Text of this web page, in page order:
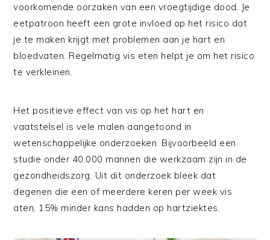
voorkomende oorzaken van een vroegtijdige dood. Je
eetpatroon heeft een grote invloed op het risico dat
je te maken krijgt met problemen aan je hart en
bloedvaten. Regelmatig vis eten helpt je om het risico
te verkleinen.
Het positieve effect van vis op het hart en
vaatstelsel is vele malen aangetoond in
wetenschappelijke onderzoeken. Bijvoorbeeld een
studie onder 40.000 mannen die werkzaam zijn in de
gezondheidszorg. Uit dit onderzoek bleek dat
degenen die een of meerdere keren per week vis
aten, 15% minder kans hadden op hartziektes.